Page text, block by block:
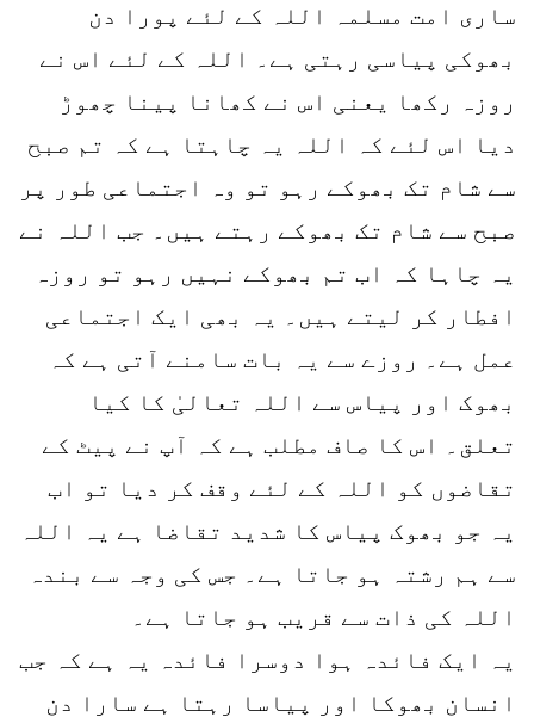
ساری امت مسلمہ اللہ کے لئے پورا دن
بھوکی پیاسی رہتی ہے۔ اللہ کے لئے اس نے
روزہ رکھا یعنی اس نے کھانا پینا چھوڑ
دیا اس لئے کہ اللہ یہ چاہتا ہے کہ تم صبح
سے شام تک بھوکے رہو تو وہ اجتماعی طور پر
صبح سے شام تک بھوکے رہتے ہیں۔ جب اللہ نے
یہ چاہا کہ اب تم بھوکے نہیں رہو تو روزہ
افطار کر لیتے ہیں۔ یہ بھی ایک اجتماعی
عمل ہے۔ روزے سے یہ بات سامنے آتی ہے کہ
بھوک اور پیاس سے اللہ تعالیٰ کا کیا
تعلق۔ اس کا صاف مطلب ہے کہ آپ نے پیٹ کے
تقاضوں کو اللہ کے لئے وقف کر دیا تو اب
یہ جو بھوک پیاس کا شدید تقاضا ہے یہ اللہ
سے ہم رشتہ ہو جاتا ہے۔ جس کی وجہ سے بندہ
اللہ کی ذات سے قریب ہو جاتا ہے۔
یہ ایک فائدہ ہوا دوسرا فائدہ یہ ہے کہ جب
انسان بھوکا اور پیاسا رہتا ہے سارا دن